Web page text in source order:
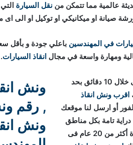
نقل السيارة
صيانة او ميكانيكي او توكيل او الى اى
في المهندسين باعلي جودة و بأقل
ومهارة واسعة في مجال انقاذ السيارات.
ونش
, رقم
ونش
يصل فى خلال 10 دقائق بحد
اقرب ونش انقاذ
أو ارسل لنا موقعك
تامة بكل مناطق
20 عام فى